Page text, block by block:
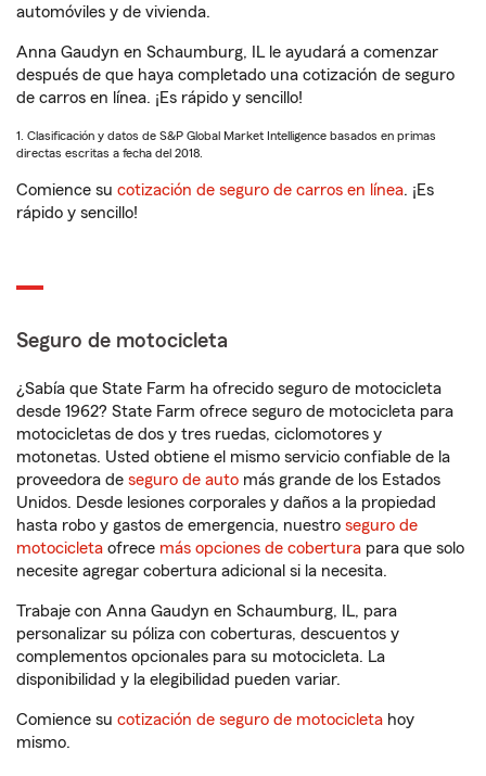
automóviles y de vivienda.
Anna Gaudyn en Schaumburg, IL le ayudará a comenzar
después de que haya completado una cotización de seguro
de carros en línea. ¡Es rápido y sencillo!
1. Clasificación y datos de S&P Global Market Intelligence basados en primas
directas escritas a fecha del 2018.
Comience su cotización de seguro de carros en línea. ¡Es
rápido y sencillo!
Seguro de motocicleta
¿Sabía que State Farm ha ofrecido seguro de motocicleta
desde 1962? State Farm ofrece seguro de motocicleta para
motocicletas de dos y tres ruedas, ciclomotores y
motonetas. Usted obtiene el mismo servicio confiable de la
proveedora de seguro de auto más grande de los Estados
Unidos. Desde lesiones corporales y daños a la propiedad
hasta robo y gastos de emergencia, nuestro seguro de
motocicleta ofrece más opciones de cobertura para que solo
necesite agregar cobertura adicional si la necesita.
Trabaje con Anna Gaudyn en Schaumburg, IL, para
personalizar su póliza con coberturas, descuentos y
complementos opcionales para su motocicleta. La
disponibilidad y la elegibilidad pueden variar.
Comience su cotización de seguro de motocicleta hoy
mismo.